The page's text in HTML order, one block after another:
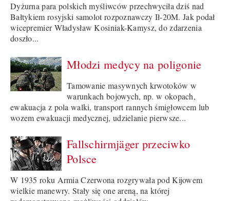
Dyżurna para polskich myśliwców przechwyciła dziś nad
Bałtykiem rosyjski samolot rozpoznawczy Ił-20M. Jak podał
wicepremier Władysław Kosiniak-Kamysz, do zdarzenia
doszło...
Młodzi medycy na poligonie
Tamowanie masywnych krwotoków w
warunkach bojowych, np. w okopach,
ewakuacja z pola walki, transport rannych śmigłowcem lub
wozem ewakuacji medycznej, udzielanie pierwsze...
Fallschirmjäger przeciwko
Polsce
W 1935 roku Armia Czerwona rozgrywała pod Kijowem
wielkie manewry. Stały się one areną, na której